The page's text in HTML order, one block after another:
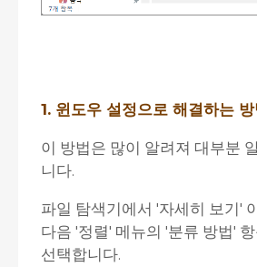
1. 윈도우 설정으로 해결하는 방
이 방법은 많이 알려져 대부분
니다.
파일 탐색기에서 '자세히 보기'
다음 '정렬' 메뉴의 '분류 방법'
선택합니다.